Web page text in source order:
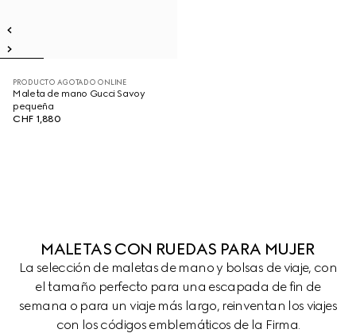
PRODUCTO AGOTADO ONLINE
Maleta de mano Gucci Savoy
pequeña
CHF 1,880
MALETAS CON RUEDAS PARA MUJER
La selección de maletas de mano y bolsas de viaje, con
el tamaño perfecto para una escapada de fin de
semana o para un viaje más largo, reinventan los viajes
con los códigos emblemáticos de la Firma.